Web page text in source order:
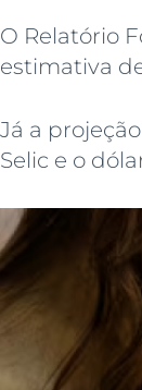
O Relatório
estimativa
Já a
Selic e o